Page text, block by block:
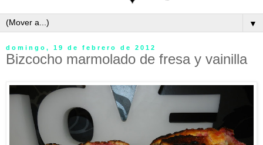
▼
domingo, 19 de febrero de 2012
Bizcocho marmolado de fresa y vainilla